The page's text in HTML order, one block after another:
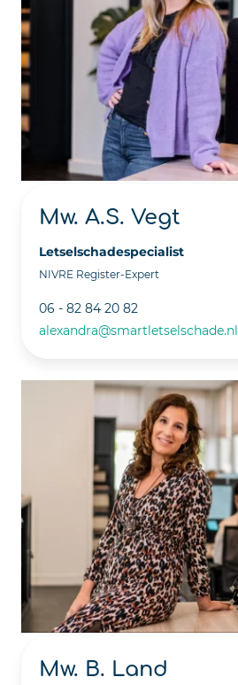
Mw. A.S. Vegt
Letselschadespecialist
NIVRE Register-Expert
06 - 82 84 20 82
alexandra@smartletselschade.nl
Mw. B. Land